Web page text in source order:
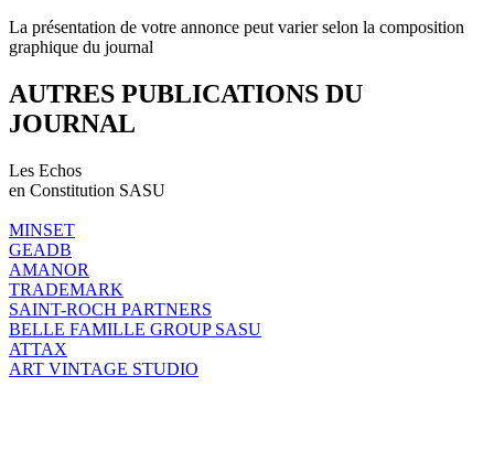
La présentation de votre annonce peut varier selon la composition
graphique du journal
AUTRES PUBLICATIONS DU
JOURNAL
Les Echos
en Constitution SASU
MINSET
GEADB
AMANOR
TRADEMARK
SAINT-ROCH PARTNERS
BELLE FAMILLE GROUP SASU
ATTAX
ART VINTAGE STUDIO